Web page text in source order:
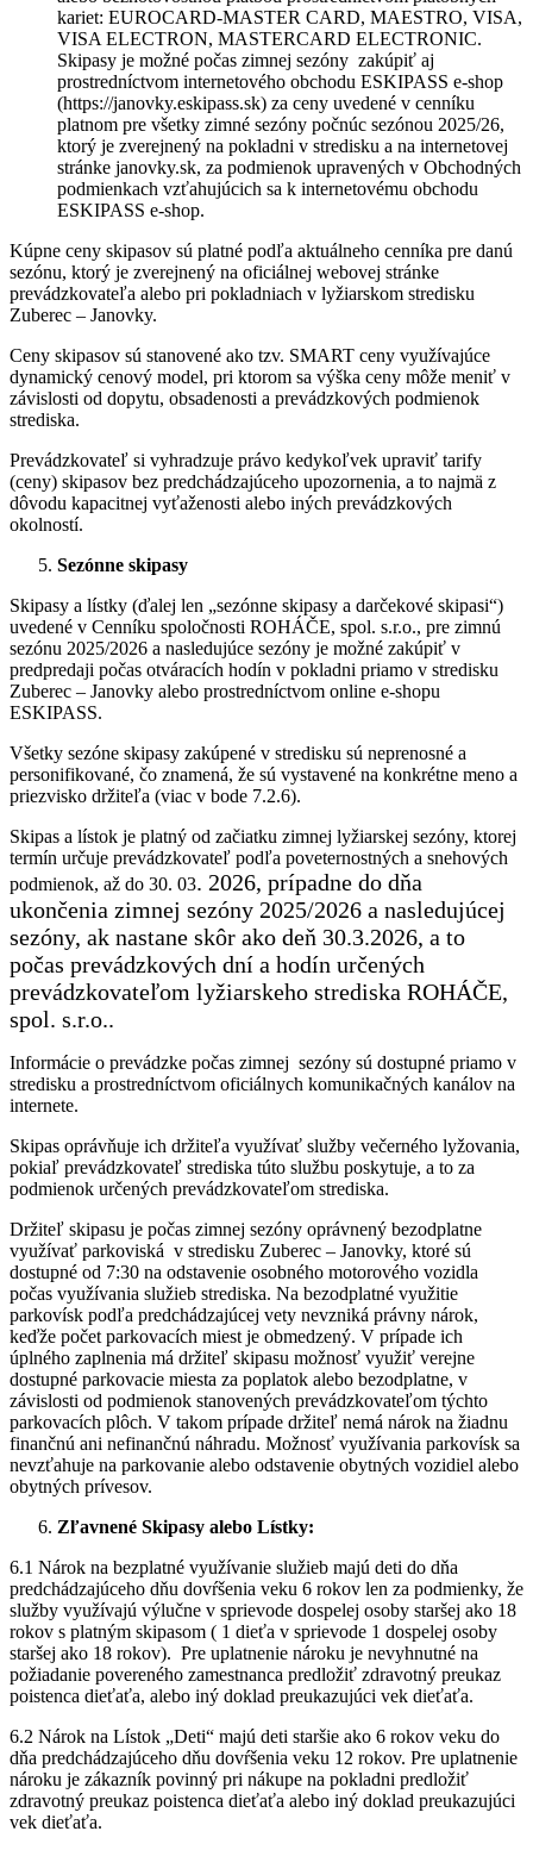
kariet: EUROCARD-MASTER CARD, MAESTRO, VISA,
VISA ELECTRON, MASTERCARD ELECTRONIC.
Skipasy je možné počas zimnej sezóny zakúpiť aj
prostredníctvom internetového obchodu ESKIPASS e-shop
(https://janovky.eskipass.sk) za ceny uvedené v cenníku
platnom pre všetky zimné sezóny počnúc sezónou 2025/26,
ktorý je zverejnený na pokladni v stredisku a na internetovej
stránke janovky.sk, za podmienok upravených v Obchodných
podmienkach vzťahujúcich sa k internetovému obchodu
ESKIPASS e-shop.
Kúpne ceny skipasov sú platné podľa aktuálneho cenníka pre danú
sezónu, ktorý je zverejnený na oficiálnej webovej stránke
prevádzkovateľa alebo pri pokladniach v lyžiarskom stredisku
Zuberec – Janovky.
Ceny skipasov sú stanovené ako tzv. SMART ceny využívajúce
dynamický cenový model, pri ktorom sa výška ceny môže meniť v
závislosti od dopytu, obsadenosti a prevádzkových podmienok
strediska.
Prevádzkovateľ si vyhradzuje právo kedykoľvek upraviť tarify
(ceny) skipasov bez predchádzajúceho upozornenia, a to najmä z
dôvodu kapacitnej vyťaženosti alebo iných prevádzkových
okolností.
Sezónne skipasy
Skipasy a lístky (ďalej len „sezónne skipasy a darčekové skipasi“)
uvedené v Cenníku spoločnosti ROHÁČE, spol. s.r.o., pre zimnú
sezónu 2025/2026 a nasledujúce sezóny je možné zakúpiť v
predpredaji počas otváracích hodín v pokladni priamo v stredisku
Zuberec – Janovky alebo prostredníctvom online e-shopu
ESKIPASS.
Všetky sezóne skipasy zakúpené v stredisku sú neprenosné a
personifikované, čo znamená, že sú vystavené na konkrétne meno a
priezvisko držiteľa (viac v bode 7.2.6).
Skipas a lístok je platný od začiatku zimnej lyžiarskej sezóny, ktorej
termín určuje prevádzkovateľ podľa poveternostných a snehových
podmienok, až do 30. 03. 2026, prípadne do dňa
ukončenia zimnej sezóny 2025/2026 a nasledujúcej
sezóny, ak nastane skôr ako deň 30.3.2026, a to
počas prevádzkových dní a hodín určených
prevádzkovateľom lyžiarskeho strediska ROHÁČE,
spol. s.r.o..
Informácie o prevádzke počas zimnej sezóny sú dostupné priamo v
stredisku a prostredníctvom oficiálnych komunikačných kanálov na
internete.
Skipas oprávňuje ich držiteľa využívať služby večerného lyžovania,
pokiaľ prevádzkovateľ strediska túto službu poskytuje, a to za
podmienok určených prevádzkovateľom strediska.
Držiteľ skipasu je počas zimnej sezóny oprávnený bezodplatne
využívať parkoviská v stredisku Zuberec – Janovky, ktoré sú
dostupné od 7:30 na odstavenie osobného motorového vozidla
počas využívania služieb strediska. Na bezodplatné využitie
parkovísk podľa predchádzajúcej vety nevzniká právny nárok,
keďže počet parkovacích miest je obmedzený. V prípade ich
úplného zaplnenia má držiteľ skipasu možnosť využiť verejne
dostupné parkovacie miesta za poplatok alebo bezodplatne, v
závislosti od podmienok stanovených prevádzkovateľom týchto
parkovacích plôch. V takom prípade držiteľ nemá nárok na žiadnu
finančnú ani nefinančnú náhradu. Možnosť využívania parkovísk sa
nevzťahuje na parkovanie alebo odstavenie obytných vozidiel alebo
obytných prívesov.
Zľavnené Skipasy alebo Lístky:
6.1 Nárok na bezplatné využívanie služieb majú deti do dňa
predchádzajúceho dňu dovŕšenia veku 6 rokov len za podmienky, že
služby využívajú výlučne v sprievode dospelej osoby staršej ako 18
rokov s platným skipasom ( 1 dieťa v sprievode 1 dospelej osoby
staršej ako 18 rokov). Pre uplatnenie nároku je nevyhnutné na
požiadanie povereného zamestnanca predložiť zdravotný preukaz
poistenca dieťaťa, alebo iný doklad preukazujúci vek dieťaťa.
6.2 Nárok na Lístok „Deti“ majú deti staršie ako 6 rokov veku do
dňa predchádzajúceho dňu dovŕšenia veku 12 rokov. Pre uplatnenie
nároku je zákazník povinný pri nákupe na pokladni predložiť
zdravotný preukaz poistenca dieťaťa alebo iný doklad preukazujúci
vek dieťaťa.